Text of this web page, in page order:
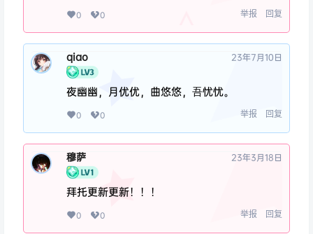
0 0 举报 回复
qiao 23年7月10日
夜幽幽，月优优，曲悠悠，吾忧忧。
0 0 举报 回复
穆萨 23年3月18日
拜托更新更新！！！
0 0 举报 回复